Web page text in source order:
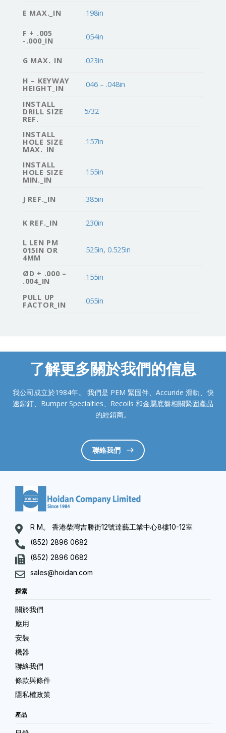
E MAX._IN .198in
F + .005
-.000_IN .054in
G MAX._IN .023in
H – KEYWAY
HEIGHT_IN .046 – .048in
INSTALL
DRILL SIZE
REF.
5/32
INSTALL
HOLE SIZE
MAX._IN
.157in
INSTALL
HOLE SIZE
MIN._IN
.155in
J REF._IN .385in
K REF._IN .230in
L LEN PM
015IN OR
4MM
.525in,0.525in
ØD + .000 –
.004_IN .155in
PULL UP
FACTOR_IN .055in
了解更多關於我們的信息
我公司成立於1984年。 我們是 PEM 緊固件、Accuride 滑軌、快
速鉚釘、Bumper Specialties、Recoils 和金屬底盤相關緊固產品
的經銷商。
聯絡我們
R M。 香港柴灣吉勝街12號達藝工業中心8樓10-12室
(852) 2896 0682
(852) 2896 0682
sales@hoidan.com
探索
關於我們
應用
安裝
機器
聯絡我們
條款與條件
隱私權政策
產品